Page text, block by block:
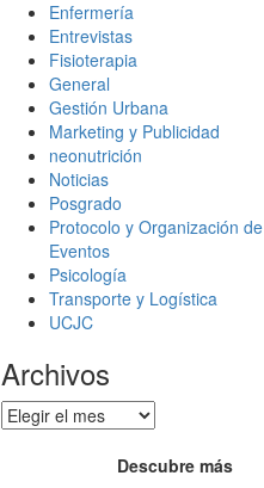
Enfermería
Entrevistas
Fisioterapia
General
Gestión Urbana
Marketing y Publicidad
neonutrición
Noticias
Posgrado
Protocolo y Organización de
Eventos
Psicología
Transporte y Logística
UCJC
Archivos
Archivos
Descubre más